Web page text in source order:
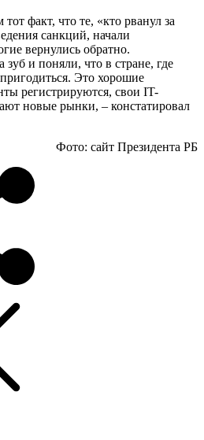
факт, что те, «кто рванул за
санкций, начали
вернулись обратно.
и поняли, что в стране, где
Это хорошие
регистрируются, свои IT-
новые рынки, – констатировал
Фото: сайт Президента РБ